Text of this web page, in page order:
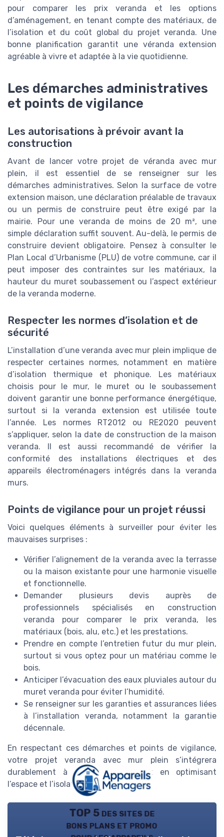
pour comparer les prix veranda et les options
d’aménagement, en tenant compte des matériaux, de
l’isolation et du coût global du projet veranda. Une
bonne planification garantit une véranda extension
agréable à vivre et adaptée à la vie quotidienne.
Les démarches administratives
et points de vigilance
Les autorisations à prévoir avant la
construction
Avant de lancer votre projet de véranda avec mur
plein, il est essentiel de se renseigner sur les
démarches administratives. Selon la surface de votre
extension maison, une déclaration préalable de travaux
ou un permis de construire peut être exigé par la
mairie. Pour une veranda de moins de 20 m², une
simple déclaration suffit souvent. Au-delà, le permis de
construire devient obligatoire. Pensez à consulter le
Plan Local d’Urbanisme (PLU) de votre commune, car il
peut imposer des contraintes sur les matériaux, la
hauteur du muret soubassement ou l’aspect extérieur
de la veranda moderne.
Respecter les normes d’isolation et de
sécurité
L’installation d’une veranda avec mur plein implique de
respecter certaines normes, notamment en matière
d’isolation thermique et phonique. Les matériaux
choisis pour le mur, le muret ou le soubassement
doivent garantir une bonne performance énergétique,
surtout si la veranda extension est utilisée toute
l’année. Les normes RT2012 ou RE2020 peuvent
s’appliquer, selon la date de construction de la maison
veranda. Il est aussi recommandé de vérifier la
conformité des installations électriques et des
appareils électroménagers intégrés dans la veranda
murs.
Points de vigilance pour un projet réussi
Voici quelques éléments à surveiller pour éviter les
mauvaises surprises :
Vérifier l’alignement de la veranda avec la terrasse
ou la maison existante pour une harmonie visuelle
et fonctionnelle.
Demander plusieurs devis auprès de
professionnels spécialisés en construction
veranda pour comparer le prix veranda, les
matériaux (bois, alu, etc.) et les prestations.
Prendre en compte l’entretien futur du mur plein,
surtout si vous optez pour un matériau comme le
bois.
Anticiper l’évacuation des eaux pluviales autour du
muret veranda pour éviter l’humidité.
Se renseigner sur les garanties et assurances liées
à l’installation veranda, notamment la garantie
décennale.
En respectant ces démarches et points de vigilance,
votre projet veranda avec mur plein s’intégrera
durablement à votre maison, tout en optimisant
l’espace et l’isolation.
TOP 5 des sites de
bons plans et promo